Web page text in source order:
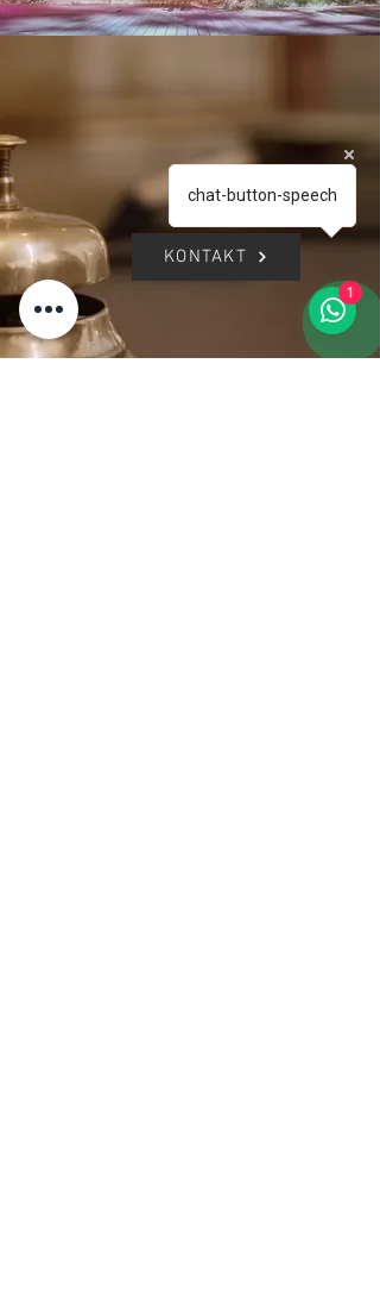
KONTAKT
chat-button-speech
1